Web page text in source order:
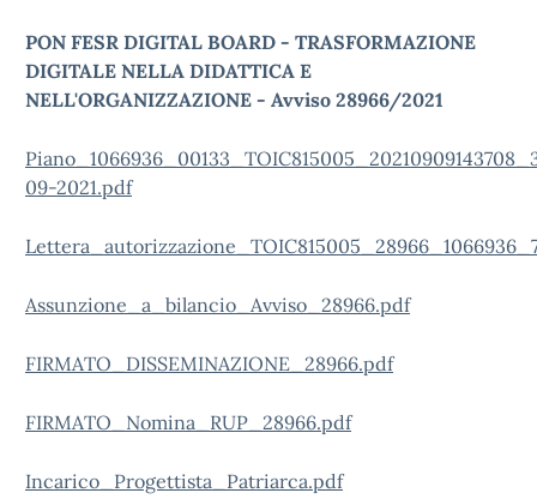
PON FESR DIGITAL BOARD - TRASFORMAZIONE
DIGITALE NELLA DIDATTICA E
NELL'ORGANIZZAZIONE - Avviso 28966/2021
09-2021.pdf
Assunzione_a_bilancio_Avviso_28966.pdf
FIRMATO_DISSEMINAZIONE_28966.pdf
FIRMATO_Nomina_RUP_28966.pdf
Incarico_Progettista_Patriarca.pdf